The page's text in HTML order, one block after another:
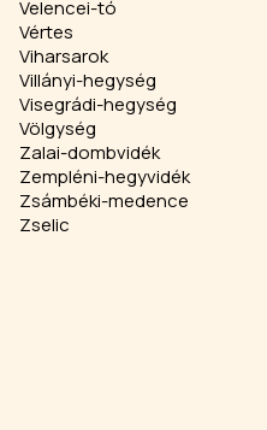
Velencei-tó
Vértes
Viharsarok
Villányi-hegység
Visegrádi-hegység
Völgység
Zalai-dombvidék
Zempléni-hegyvidék
Zsámbéki-medence
Zselic